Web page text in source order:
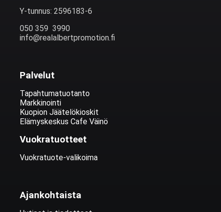
Y-tunnus: 2596183-6
050 359 3990
info@realalbertpromotion.fi
Palvelut
Tapahtumatuotanto
Markkinointi
Kuopion Jäätelökioskit
Elämyskeskus Cafe Väinö
Vuokratuotteet
Vuokratuote-valikoima
Ajankohtaista